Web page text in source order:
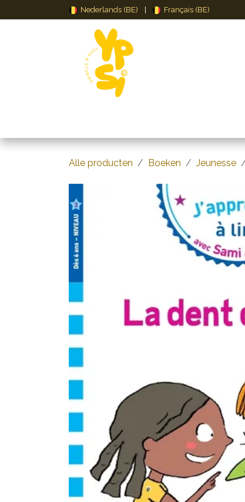
Overslaan naar inhoudNederlands (BE) Français (BE)
Alle producten Boeken Jeunesse